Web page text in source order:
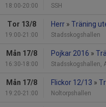
18:00-20:00 SSH
Tor 13/8
19:00-21:00
Herr » Träning
Stadsskogshallen
Mån 17/8
16:30-18:00
Pojkar 2016 »
Stadsskogshallen,
Mån 17/8
19:20-21:00
Flickor 12/13 »
Noltorpshallen